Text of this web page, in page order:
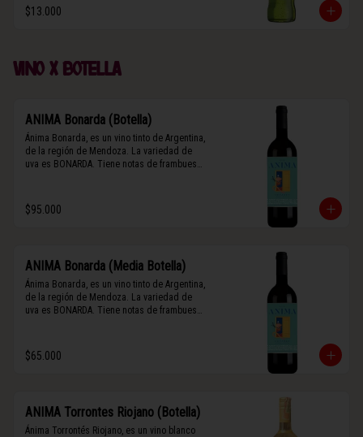
$13.000
Vino x botella
ANIMA Bonarda (Botella)
Ánima Bonarda, es un vino tinto de Argentina,
de la región de Mendoza. La variedad de
uva es BONARDA. Tiene notas de frambuesa
por barrica por 3 meses.
$95.000
ANIMA Bonarda (Media Botella)
Ánima Bonarda, es un vino tinto de Argentina,
de la región de Mendoza. La variedad de
uva es BONARDA. Tiene notas de frambuesa
por barrica por 3 meses.
$65.000
ANIMA Torrontes Riojano (Botella)
Ánima Torrontés Riojano, es un vino blanco